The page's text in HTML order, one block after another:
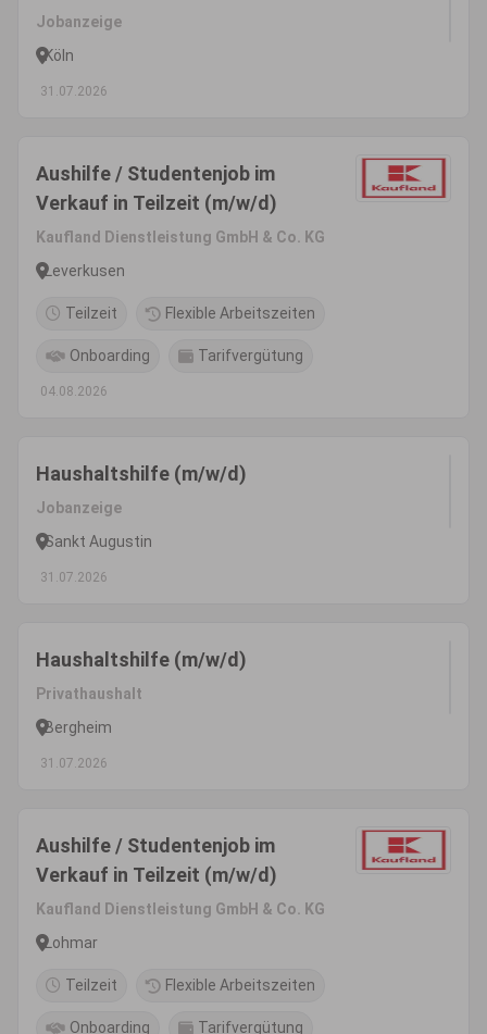
Jobanzeige
Köln
31.07.2026
Aushilfe / Studentenjob im
Verkauf in Teilzeit (m/w/d)
Kaufland Dienstleistung GmbH & Co. KG
Leverkusen
Teilzeit Flexible Arbeitszeiten
Onboarding Tarifvergütung
04.08.2026
Haushaltshilfe (m/w/d)
Jobanzeige
Sankt Augustin
31.07.2026
Haushaltshilfe (m/w/d)
Privathaushalt
Bergheim
31.07.2026
Aushilfe / Studentenjob im
Verkauf in Teilzeit (m/w/d)
Kaufland Dienstleistung GmbH & Co. KG
Lohmar
Teilzeit Flexible Arbeitszeiten
Onboarding Tarifvergütung